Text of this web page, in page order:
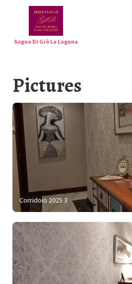
Sogno Di Giò La Laguna
Gallery ▾
Rates ▾
Contact
Reviews
Italian ▾
Pictures
Corridoio 2025 3